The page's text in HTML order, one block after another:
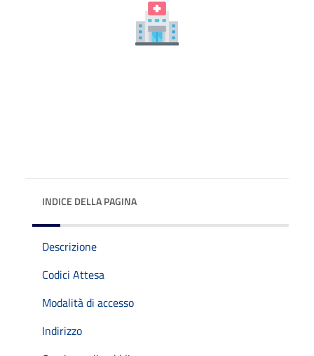
INDICE DELLA PAGINA
Descrizione
Codici Attesa
Modalità di accesso
Indirizzo